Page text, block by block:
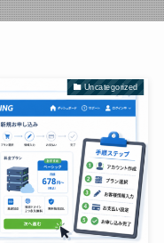
Uncategorized